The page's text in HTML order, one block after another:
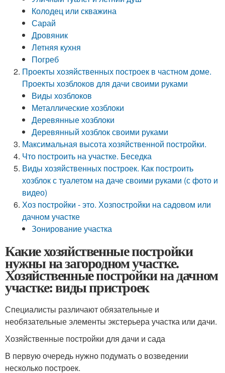
Колодец или скважина
Сарай
Дровяник
Летняя кухня
Погреб
Проекты хозяйственных построек в частном доме.
Проекты хозблоков для дачи своими руками
Виды хозблоков
Металлические хозблоки
Деревянные хозблоки
Деревянный хозблок своими руками
Максимальная высота хозяйственной постройки.
Что построить на участке. Беседка
Виды хозяйственных построек. Как построить
хозблок с туалетом на даче своими руками (с фото и
видео)
Хоз постройки - это. Хозпостройки на садовом или
дачном участке
Зонирование участка
Какие хозяйственные постройки
нужны на загородном участке.
Хозяйственные постройки на дачном
участке: виды пристроек
Специалисты различают обязательные и
необязательные элементы экстерьера участка или дачи.
Хозяйственные постройки для дачи и сада
В первую очередь нужно подумать о возведении
несколько построек.